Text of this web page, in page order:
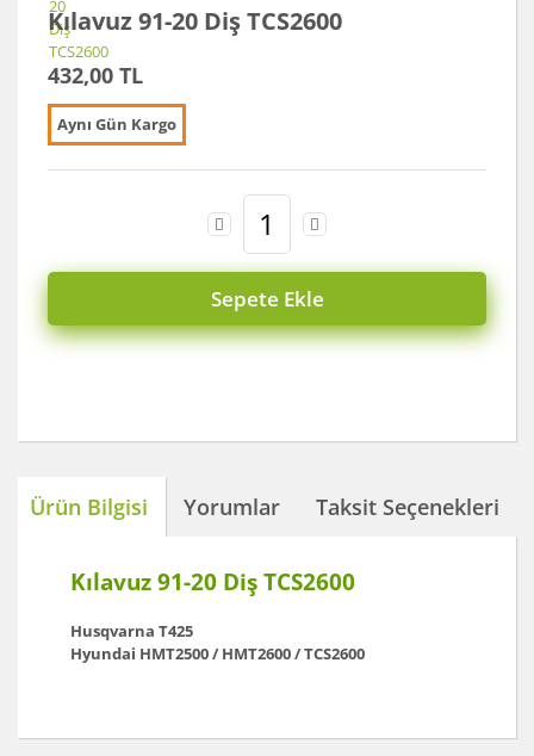
Kılavuz 91-20 Diş TCS2600
432,00 TL
Aynı Gün Kargo
Sepete Ekle
Ürün Bilgisi Yorumlar Taksit Seçenekleri
Kılavuz 91-20 Diş TCS2600
Husqvarna T425
Hyundai HMT2500 / HMT2600 / TCS2600